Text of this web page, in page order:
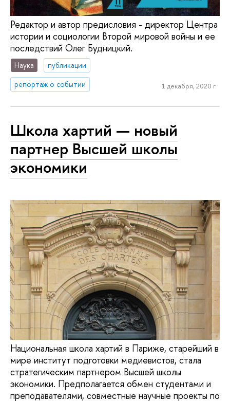
Редактор и автор предисловия - директор Центра
истории и социологии Второй мировой войны и ее
последствий Олег Будницкий.
Наука
публикации
репортаж о событии
1 декабря, 2020 г.
Школа хартий — новый
партнер Высшей школы
экономики
Национальная школа хартий в Париже, старейший в
мире институт подготовки медиевистов, стала
стратегическим партнером Высшей школы
экономики. Предполагается обмен студентами и
преподавателями, совместные научные проекты по